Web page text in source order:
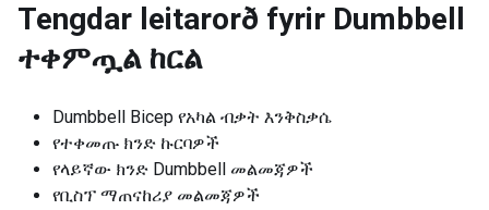
Tengdar leitarorð fyrir Dumbbell
ተቀምጧል ከርል
Dumbbell Bicep የአካል ብቃት እንቅስቃሴ
የተቀመጡ ክንድ ኩርባዎች
የላይኛው ክንድ Dumbbell መልመጃዎች
የቢስፕ ማጠናከሪያ መልመጃዎች